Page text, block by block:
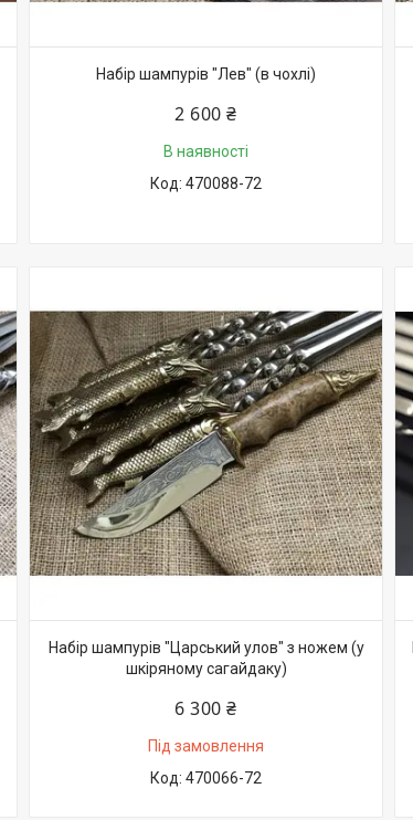
Набір шампурів "Лев" (в чохлі)
2 600 ₴
В наявності
470088-72
Набір шампурів "Царський улов" з ножем (у
шкіряному сагайдаку)
6 300 ₴
Під замовлення
470066-72